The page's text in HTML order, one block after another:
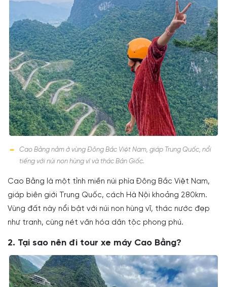
Cao Bằng nằm ở vùng Đông Bắc Việt Nam, giáp Trung Quốc, nổi
tiếng với núi non hùng vĩ và thác Bản Giốc.
Cao Bằng là một tỉnh miền núi phía Đông Bắc Việt Nam,
giáp biên giới Trung Quốc, cách Hà Nội khoảng 280km.
Vùng đất này nổi bật với núi non hùng vĩ, thác nước đẹp
như tranh, cùng nét văn hóa dân tộc phong phú.
2. Tại sao nên đi tour xe máy Cao Bằng?